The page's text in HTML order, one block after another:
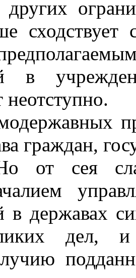
в
неотступно.
граждан,
от сея
в державах
дел, и